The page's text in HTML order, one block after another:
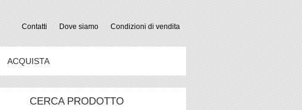
Contatti Dove siamo Condizioni di vendita
ACQUISTA
CERCA PRODOTTO